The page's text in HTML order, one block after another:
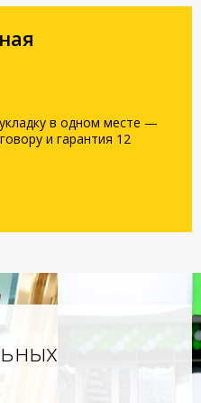
в одном месте —
и гарантия 12